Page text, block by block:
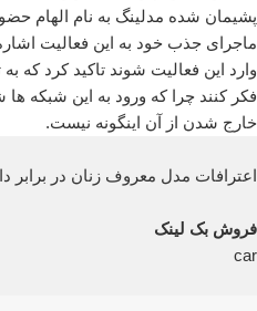
پشیمان شده مدلینگ به نام الهام
ماجرای جذب خود به این فعالیت
وارد این فعالیت شوند تاکید کرد که
فکر کنند چرا که ورود به این شبکه
خارج شدن از آن اینگونه نیست.
اعترافات مدل معروف زنان در برابر
فروش بک لینک
car